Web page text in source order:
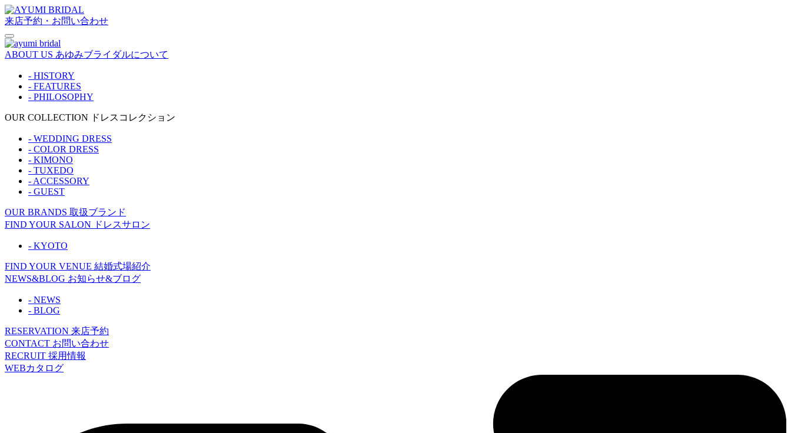
来店予約・お問い合わせ
ABOUT US あゆみブライダルについて
- HISTORY
- FEATURES
- PHILOSOPHY
OUR COLLECTION ドレスコレクション
- WEDDING DRESS
- COLOR DRESS
- KIMONO
- TUXEDO
- ACCESSORY
- GUEST
OUR BRANDS 取扱ブランド
FIND YOUR SALON ドレスサロン
- KYOTO
FIND YOUR VENUE 結婚式場紹介
NEWS&BLOG お知らせ&ブログ
- NEWS
- BLOG
RESERVATION 来店予約
CONTACT お問い合わせ
RECRUIT 採用情報
WEBカタログ